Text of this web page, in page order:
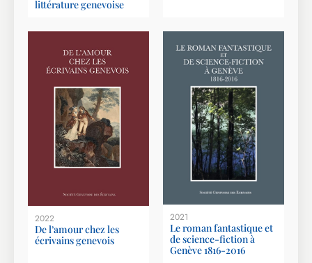
littérature genevoise
2022
De l’amour chez les
écrivains genevois
2021
Le roman fantastique et
de science-fiction à
Genève 1816-2016